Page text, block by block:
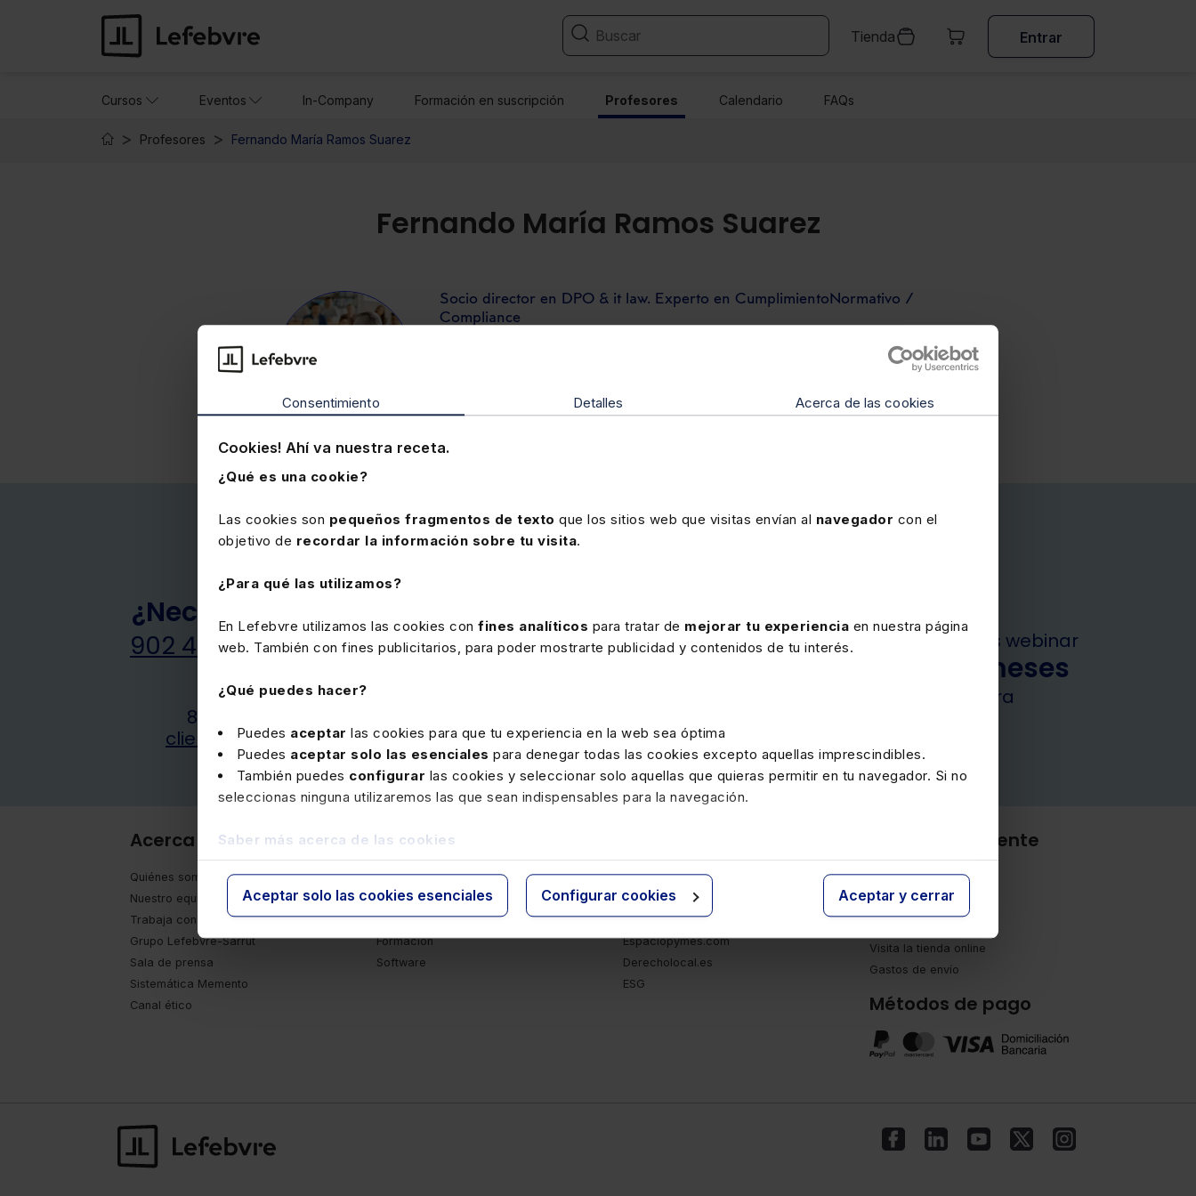
Consentimiento Detalles Acerca de las cookies
Cookies! Ahí va nuestra receta.
¿Qué es una cookie?
Las cookies son pequeños fragmentos de texto que los sitios web que visitas envían al navegador con el
objetivo de recordar la información sobre tu visita.
¿Para qué las utilizamos?
En Lefebvre utilizamos las cookies con fines analíticos para tratar de mejorar tu experiencia en nuestra página
web. También con fines publicitarios, para poder mostrarte publicidad y contenidos de tu interés.
¿Qué puedes hacer?
Puedes aceptar las cookies para que tu experiencia en la web sea óptima
Puedes aceptar solo las esenciales para denegar todas las cookies excepto aquellas imprescindibles.
También puedes configurar las cookies y seleccionar solo aquellas que quieras permitir en tu navegador. Si no
seleccionas ninguna utilizaremos las que sean indispensables para la navegación.
Saber más acerca de las cookies
Aceptar solo las cookies esenciales Configurar cookies Aceptar y cerrar
Tienda Entrar
Cursos Eventos In-Company Formación en suscripción Profesores Calendario FAQs
Profesores Fernando María Ramos Suarez
Fernando María Ramos Suarez
Socio director en DPO & it law. Experto en CumplimientoNormativo /
Compliance
¿Necesitas ayuda?
902 443 355-912 108
000
8.30 - 19:00 (L-V)
clientes@lefebvre.es
Bonificación del 90%
de nuestros cursos elearning a
Garantía
de acceso a los cursos webinar
durante seis meses
desde la compra
Acerca de Lefebvre
Quiénes somos
Nuestro equipo
Trabaja con nosotros
Grupo Lefebvre-Sarrut
Sala de prensa
Sistemática Memento
Canal ético
Productos y servicios
Ecosistema Lefebvre
Mementos
Bases de datos jurídicas
Formación
Software
Lefebvre.es
ElDerecho.com
Espacioasesoria.com
Espaciopymes.com
Derecholocal.es
ESG
Atención al cliente
Contacto
Tienda online
Visita la tienda online
Gastos de envío
Métodos de pago